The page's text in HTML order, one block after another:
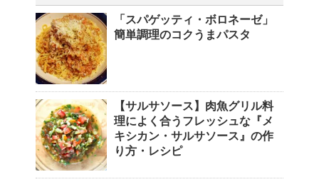
「スパゲッティ・ボロネーゼ」
簡単調理のコクうまパスタ
【サルサソース】肉魚グリル料
理によく合うフレッシュな『メ
キシカン・サルサソース』の作
り方・レシピ